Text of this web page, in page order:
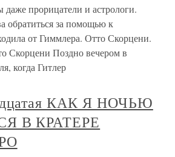
прорицатели и астрологи.
обратиться за помощью к
от Гиммлера. Отто Скорцени.
Скорцени Поздно вечером в
когда Гитлер
КАК Я НОЧЬЮ
В КРАТЕРЕ